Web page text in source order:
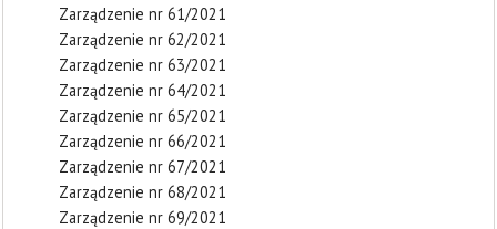
Zarządzenie nr 61/2021
Zarządzenie nr 62/2021
Zarządzenie nr 63/2021
Zarządzenie nr 64/2021
Zarządzenie nr 65/2021
Zarządzenie nr 66/2021
Zarządzenie nr 67/2021
Zarządzenie nr 68/2021
Zarządzenie nr 69/2021